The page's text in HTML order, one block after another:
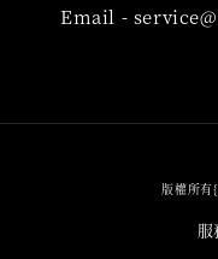
Email -
版權所